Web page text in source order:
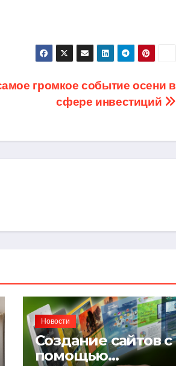
громкое событие осени в
сфере инвестиций
Новости
Создание сайтов с
помощью